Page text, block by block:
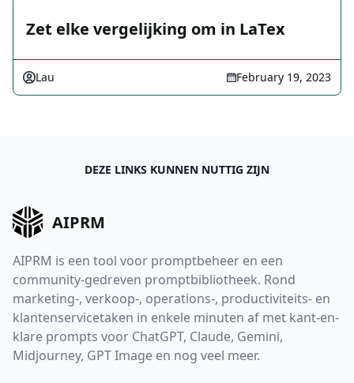
Zet elke vergelijking om in LaTex
Lau February 19, 2023
DEZE LINKS KUNNEN NUTTIG ZIJN
AIPRM
AIPRM is een tool voor promptbeheer en een
community-gedreven promptbibliotheek. Rond
marketing-, verkoop-, operations-, productiviteits- en
klantenservicetaken in enkele minuten af met kant-en-
klare prompts voor ChatGPT, Claude, Gemini,
Midjourney, GPT Image en nog veel meer.